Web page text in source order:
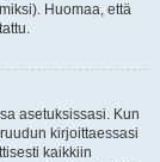
Huomaa, että
asetuksissasi. Kun
kirjoittaessasi
kaikkiin